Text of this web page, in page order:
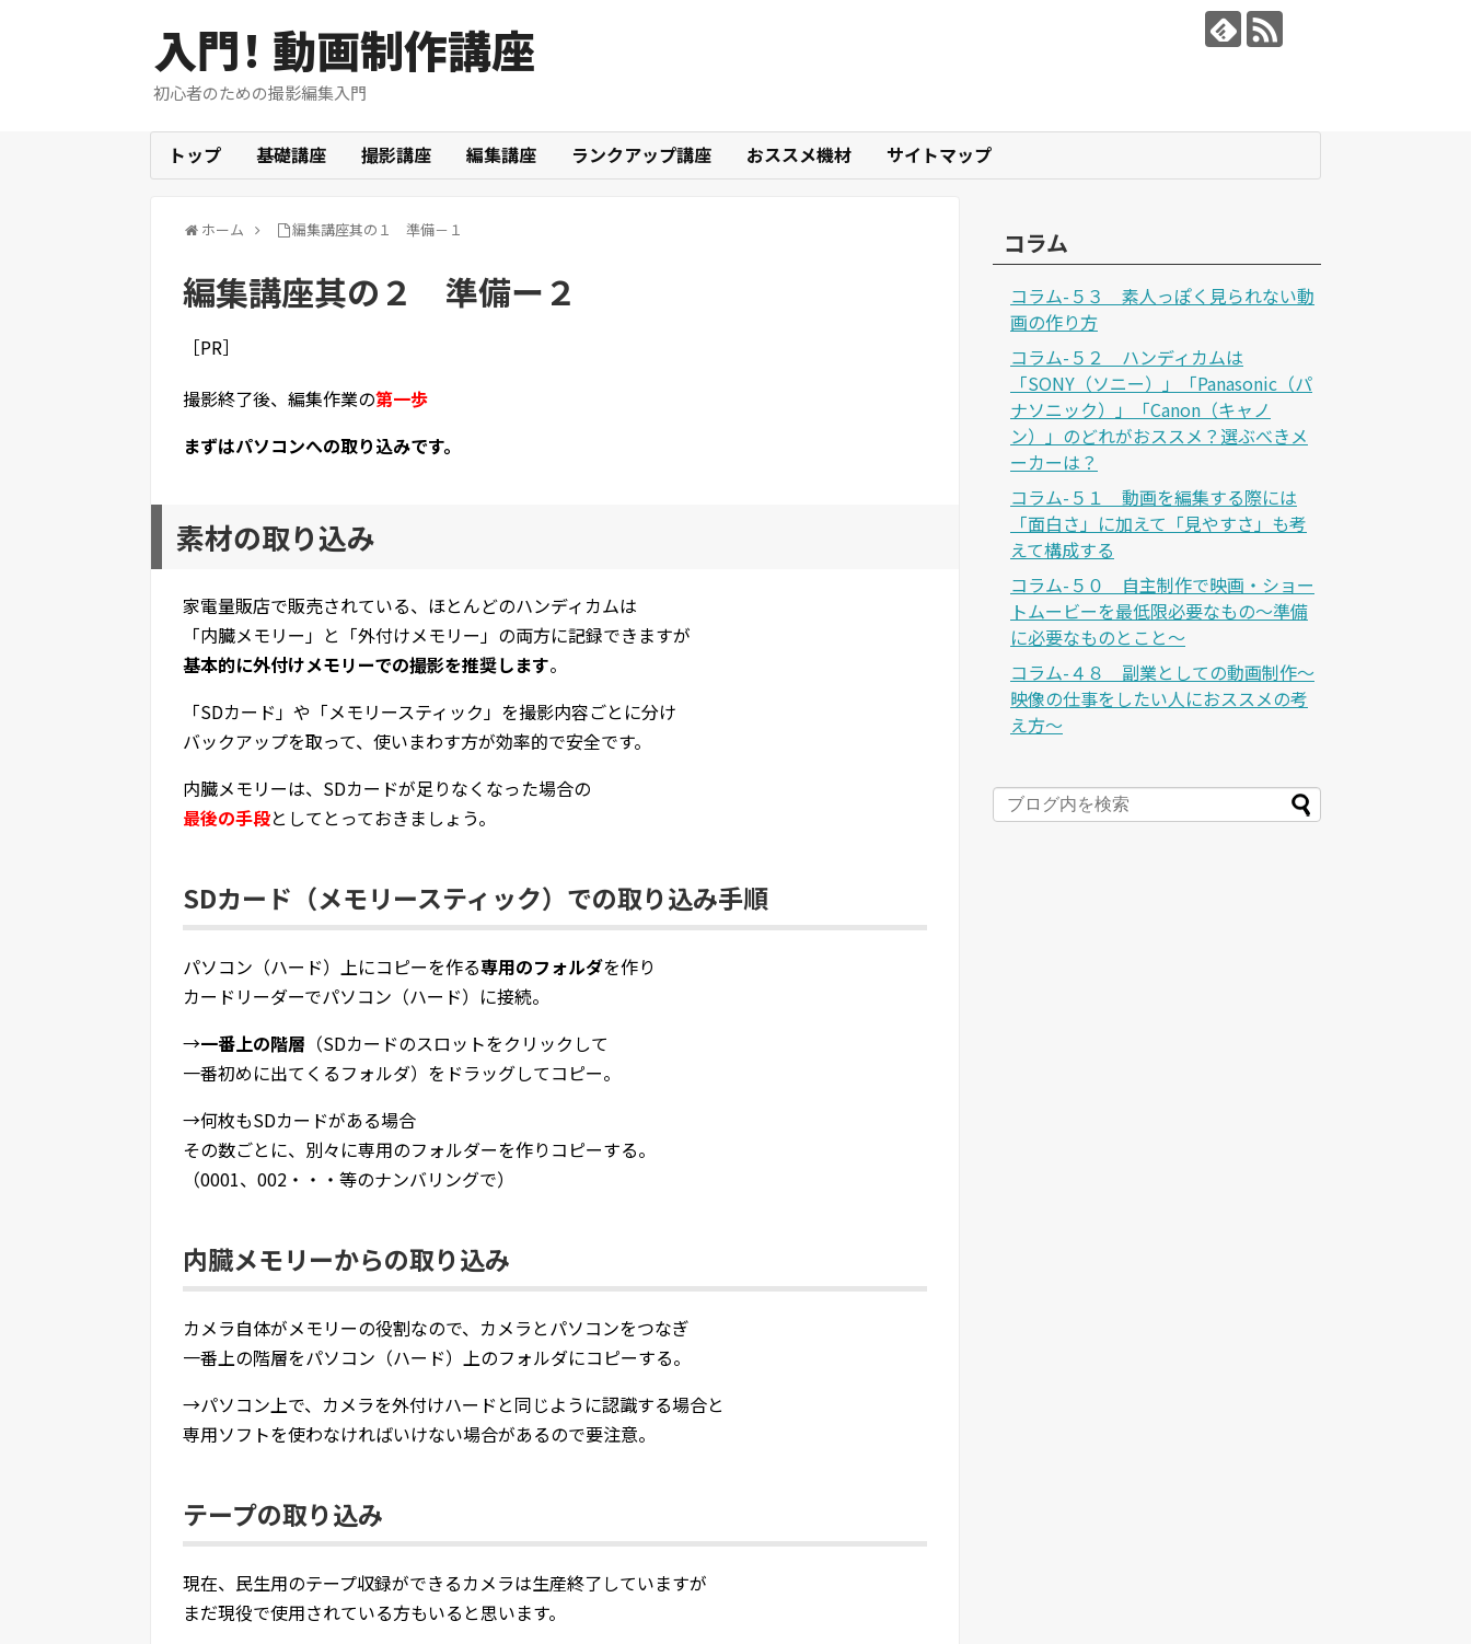
入門！ 動画制作講座
初心者のための撮影編集入門
トップ 基礎講座 撮影講座 編集講座 ランクアップ講座 おススメ機材 サイトマップ
ホーム 編集講座其の１ 準備－１
編集講座其の２ 準備ー２
［PR］
撮影終了後、編集作業の第一歩
まずはパソコンへの取り込みです。
素材の取り込み
家電量販店で販売されている、ほとんどのハンディカムは
「内臓メモリー」と「外付けメモリー」の両方に記録できますが
基本的に外付けメモリーでの撮影を推奨します。
「SDカード」や「メモリースティック」を撮影内容ごとに分け
バックアップを取って、使いまわす方が効率的で安全です。
内臓メモリーは、SDカードが足りなくなった場合の
最後の手段としてとっておきましょう。
SDカード（メモリースティック）での取り込み手順
パソコン（ハード）上にコピーを作る専用のフォルダを作り
カードリーダーでパソコン（ハード）に接続。
→一番上の階層 （SDカードのスロットをクリックして
一番初めに出てくるフォルダ）をドラッグしてコピー。
→何枚もSDカードがある場合
その数ごとに、別々に専用のフォルダーを作りコピーする。
（0001、002・・・等のナンバリングで）
内臓メモリーからの取り込み
カメラ自体がメモリーの役割なので、カメラとパソコンをつなぎ
一番上の階層をパソコン（ハード）上のフォルダにコピーする。
→パソコン上で、カメラを外付けハードと同じように認識する場合と
専用ソフトを使わなければいけない場合があるので要注意。
テープの取り込み
現在、民生用のテープ収録ができるカメラは生産終了していますが
まだ現役で使用されている方もいると思います。
コラム
コラム-５３ 素人っぽく見られない動
画の作り方
コラム-５２ ハンディカムは
「SONY（ソニー）」「Panasonic（パ
ナソニック）」「Canon（キャノ
ン）」のどれがおススメ？選ぶべきメ
ーカーは？
コラム-５１ 動画を編集する際には
「面白さ」に加えて「見やすさ」も考
えて構成する
コラム-５０ 自主制作で映画・ショー
トムービーを最低限必要なもの～準備
に必要なものとこと～
コラム-４８ 副業としての動画制作～
映像の仕事をしたい人におススメの考
え方～